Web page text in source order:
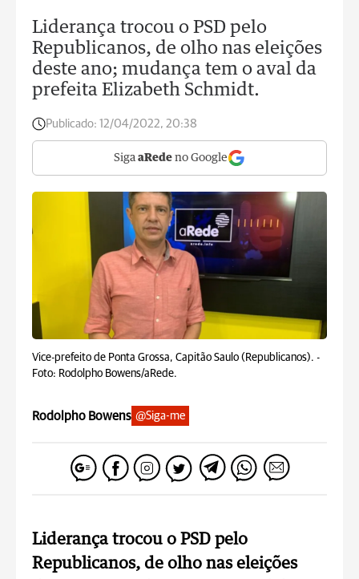
Liderança trocou o PSD pelo
Republicanos, de olho nas eleições
deste ano; mudança tem o aval da
prefeita Elizabeth Schmidt.
Publicado: 12/04/2022, 20:38
Siga aRede no Google
Vice-prefeito de Ponta Grossa, Capitão Saulo (Republicanos). -
Foto: Rodolpho Bowens/aRede.
Rodolpho Bowens @Siga-me
Liderança trocou o PSD pelo
Republicanos, de olho nas eleições